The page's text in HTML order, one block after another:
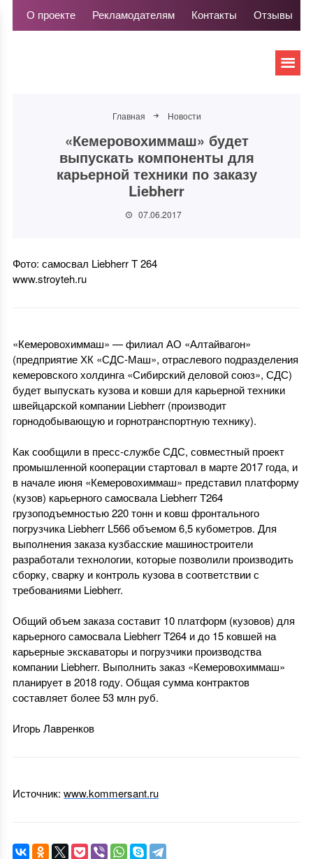
О проекте Рекламодателям Контакты Отзывы
Главная Новости
«Кемеровохиммаш» будет
выпускать компоненты для
карьерной техники по заказу
Liebherr
07.06.2017
Фото: самосвал Liebherr T 264
www.stroyteh.ru
«Кемеровохиммаш» — филиал АО «Алтайвагон»
(предприятие ХК «СДС-Маш», отраслевого подразделения
кемеровского холдинга «Сибирский деловой союз», СДС)
будет выпускать кузова и ковши для карьерной техники
швейцарской компании Liebherr (производит
горнодобывающую и горнотранспортную технику).
Как сообщили в пресс-службе СДС, совместный проект
промышленной кооперации стартовал в марте 2017 года, и
в начале июня «Кемеровохиммаш» представил платформу
(кузов) карьерного самосвала Liebherr T264
грузоподъемностью 220 тонн и ковш фронтального
погрузчика Liebherr L566 объемом 6,5 кубометров. Для
выполнения заказа кузбасские машиностроители
разработали технологии, которые позволили производить
сборку, сварку и контроль кузова в соответствии с
требованиями Liebherr.
Общий объем заказа составит 10 платформ (кузовов) для
карьерного самосвала Liebherr T264 и до 15 ковшей на
карьерные экскаваторы и погрузчики производства
компании Liebherr. Выполнить заказ «Кемеровохиммаш»
планирует в 2018 году. Общая сумма контрактов
составляет более 53 млн руб.
Игорь Лавренков
Источник: www.kommersant.ru